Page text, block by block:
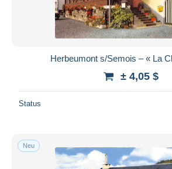
Herbeumont s/Semois – « La
± 4,05 $
Status
Neu